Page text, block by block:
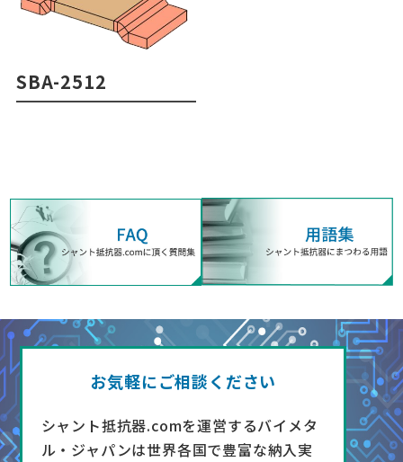
SBA-2512
お気軽にご相談ください
シャント抵抗器.comを運営するバイメタ
ル・ジャパンは世界各国で豊富な納入実